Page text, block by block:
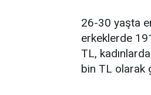
26-30 yaşta
erkeklerde
TL,
bin TL olarak